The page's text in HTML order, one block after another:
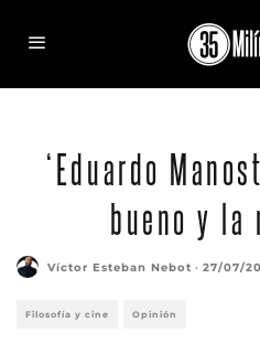
‘Eduardo
bueno y la
Víctor Esteban Nebot · 27/07/
Filosofía y cine Opinión